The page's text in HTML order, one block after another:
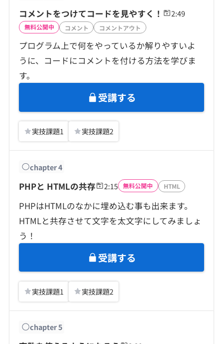
コメントをつけてコードを見やすく！ 2:49
無料公開中 コメント コメントアウト
プログラム上で何をやっているか解りやすいよ
うに、コードにコメントを付ける方法を学びま
す。
受講する
実技課題1 実技課題2
chapter4
PHPと HTMLの共存 2:15 無料公開中 HTML
PHPはHTMLのなかに埋め込む事も出来ます。
HTMLと共存させて文字を太文字にしてみましょ
う！
受講する
実技課題1 実技課題2
chapter5